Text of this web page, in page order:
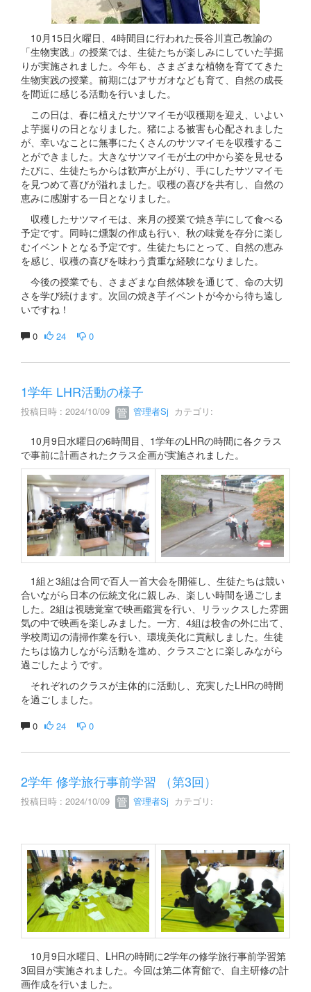
10月15日火曜日、4時間目に行われた長谷川直己教諭の
「生物実践」の授業では、生徒たちが楽しみにしていた芋掘
りが実施されました。今年も、さまざまな植物を育ててきた
生物実践の授業。前期にはアサガオなども育て、自然の成長
を間近に感じる活動を行いました。
この日は、春に植えたサツマイモが収穫期を迎え、いよい
よ芋掘りの日となりました。猪による被害も心配されました
が、幸いなことに無事にたくさんのサツマイモを収穫するこ
とができました。大きなサツマイモが土の中から姿を見せる
たびに、生徒たちからは歓声が上がり、手にしたサツマイモ
を見つめて喜びが溢れました。収穫の喜びを共有し、自然の
恵みに感謝する一日となりました。
収穫したサツマイモは、来月の授業で焼き芋にして食べる
予定です。同時に燻製の作成も行い、秋の味覚を存分に楽し
むイベントとなる予定です。生徒たちにとって、自然の恵み
を感じ、収穫の喜びを味わう貴重な経験になりました。
今後の授業でも、さまざまな自然体験を通じて、命の大切
さを学び続けます。次回の焼き芋イベントが今から待ち遠し
いですね！
0 24 0
1学年 LHR活動の様子
投稿日時 : 2024/10/09 管理者Sj カテゴリ:
10月9日水曜日の6時間目、1学年のLHRの時間に各クラス
で事前に計画されたクラス企画が実施されました。
1組と3組は合同で百人一首大会を開催し、生徒たちは競い
合いながら日本の伝統文化に親しみ、楽しい時間を過ごしま
した。2組は視聴覚室で映画鑑賞を行い、リラックスした雰囲
気の中で映画を楽しみました。一方、4組は校舎の外に出て、
学校周辺の清掃作業を行い、環境美化に貢献しました。生徒
たちは協力しながら活動を進め、クラスごとに楽しみながら
過ごしたようです。
それぞれのクラスが主体的に活動し、充実したLHRの時間
を過ごしました。
0 24 0
2学年 修学旅行事前学習 （第3回）
投稿日時 : 2024/10/09 管理者Sj カテゴリ:
10月9日水曜日、LHRの時間に2学年の修学旅行事前学習第
3回目が実施されました。今回は第二体育館で、自主研修の計
画作成を行いました。